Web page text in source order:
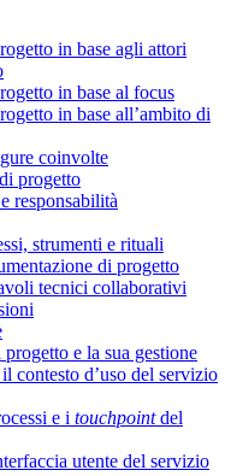
in base agli attori
in base al focus
in base all’ambito di
coinvolte
progetto
responsabilità
strumenti e rituali
di progetto
tecnici collaborativi
e la sua gestione
contesto d’uso del servizio
e i touchpointdel
utente del servizio